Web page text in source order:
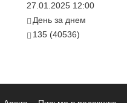
27.01.2025 12:00
День за днем
135 (40536)